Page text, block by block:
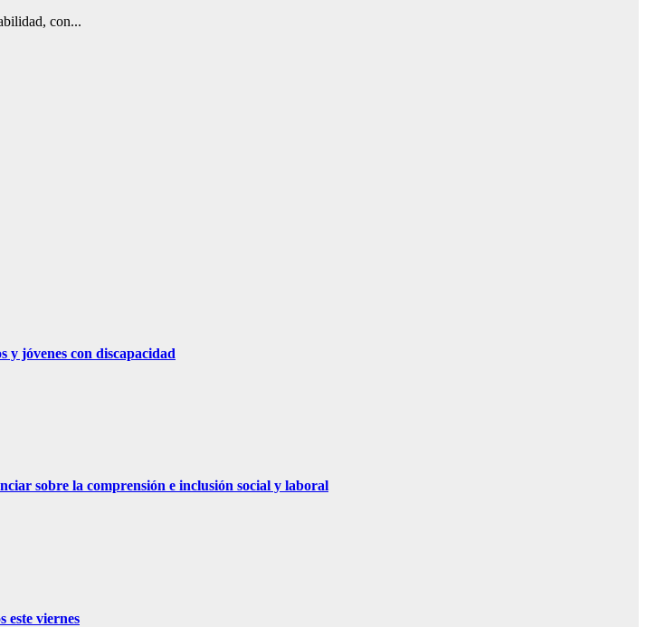
con...
jóvenes con discapacidad
sobre la comprensión e inclusión social y laboral
este viernes